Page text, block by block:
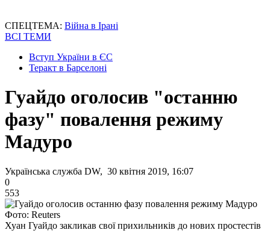
СПЕЦТЕМА: Війна в Ірані
ВСІ ТЕМИ
Вступ України в ЄС
Теракт в Барселоні
Гуайдо оголосив "останню
фазу" повалення режиму
Мадуро
Українська служба DW, 30 квітня 2019, 16:07
0
553
Фото: Reuters
Хуан Гуайдо закликав свої прихильників до нових простестів